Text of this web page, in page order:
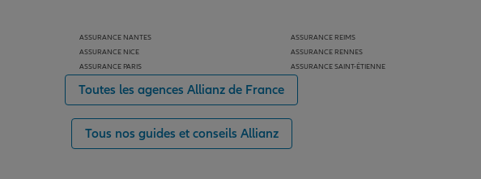
ASSURANCE NANTES
ASSURANCE NICE
ASSURANCE PARIS
ASSURANCE REIMS
ASSURANCE RENNES
ASSURANCE SAINT-ÉTIENNE
Toutes les agences Allianz de France
Tous nos guides et conseils Allianz